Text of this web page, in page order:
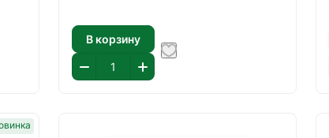
В корзину